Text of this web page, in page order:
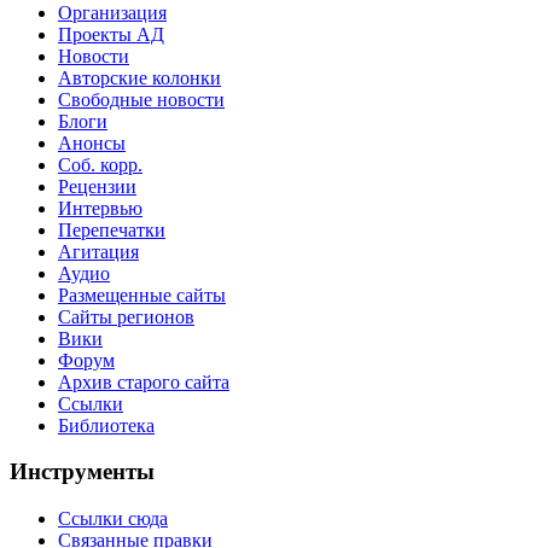
Организация
Проекты АД
Новости
Авторские колонки
Свободные новости
Блоги
Анонсы
Соб. корр.
Рецензии
Интервью
Перепечатки
Агитация
Аудио
Размещенные сайты
Сайты регионов
Вики
Форум
Архив старого сайта
Ссылки
Библиотека
Инструменты
Ссылки сюда
Связанные правки